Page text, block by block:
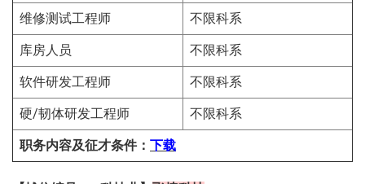
维修测试工程师 不限科系
库房人员 不限科系
软件研发工程师 不限科系
硬/韧体研发工程师 不限科系
职务内容及征才条件： 下载